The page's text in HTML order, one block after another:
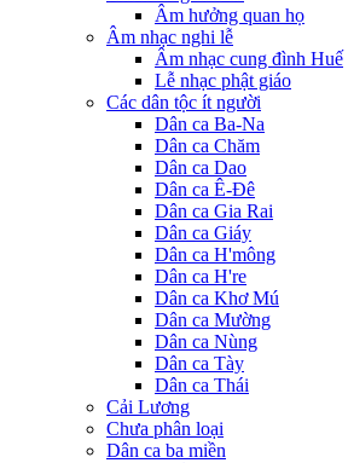
Âm hưởng quan họ
Âm nhạc nghi lễ
Âm nhạc cung đình Huế
Lễ nhạc phật giáo
Các dân tộc ít người
Dân ca Ba-Na
Dân ca Chăm
Dân ca Dao
Dân ca Ê-Đê
Dân ca Gia Rai
Dân ca Giáy
Dân ca H'mông
Dân ca H're
Dân ca Khơ Mú
Dân ca Mường
Dân ca Nùng
Dân ca Tày
Dân ca Thái
Cải Lương
Chưa phân loại
Dân ca ba miền